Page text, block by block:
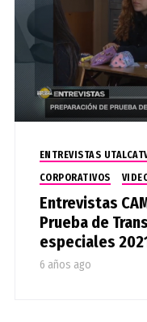
ENTREVISTAS
CORPORATIVOS
Entrevistas
Prueba de
especiales
6 años ago